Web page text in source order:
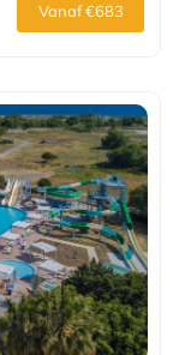
Vanaf €683